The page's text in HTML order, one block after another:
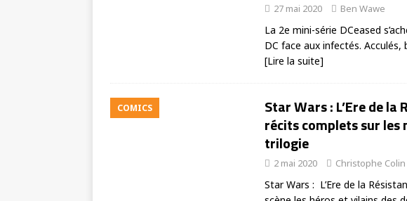
27 mai 2020 Ben Wawe
La 2e mini-série DCeased
DC face aux infectés.
[Lire la suite]
COMICS
Star Wars : L’Ere de la
récits complets sur les
trilogie
2 mai 2020 Christophe Colin
Star Wars : L’Ere de la